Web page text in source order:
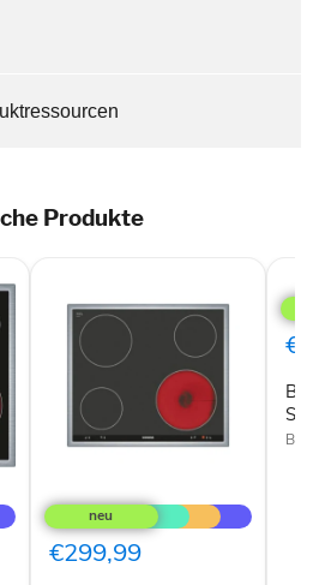
Produkte
EA645GE17
€299,99
4